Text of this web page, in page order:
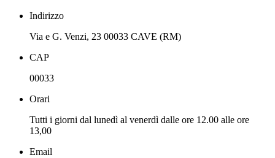
Indirizzo
Via e G. Venzi, 23 00033 CAVE (RM)
CAP
00033
Orari
Tutti i giorni dal lunedì al venerdì dalle ore 12.00 alle ore
13,00
Email